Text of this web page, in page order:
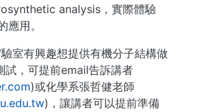
analysis，實際體驗
應用。
室有興趣想提供有機分子結構做
，可提前email告訴講者
)或化學系張哲健老師
)，讓講者可以提前準備